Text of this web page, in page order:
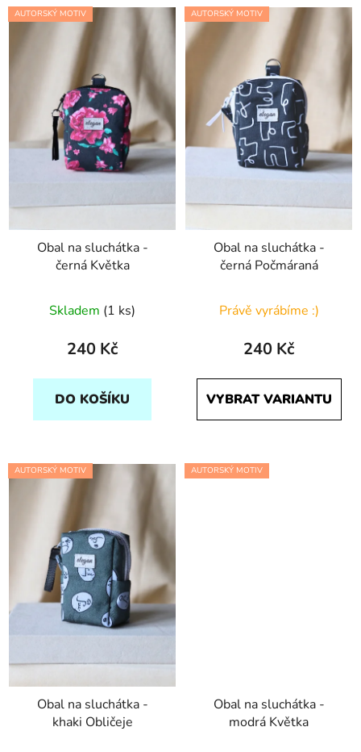
AUTORSKÝ MOTIV
Obal na sluchátka -
černá Květka
Skladem (1 ks)
240 Kč
DO KOŠÍKU
AUTORSKÝ MOTIV
Obal na sluchátka -
černá Počmáraná
Právě vyrábíme :)
240 Kč
VYBRAT VARIANTU
AUTORSKÝ MOTIV
Obal na sluchátka -
khaki Obličeje
AUTORSKÝ MOTIV
Obal na sluchátka -
modrá Květka